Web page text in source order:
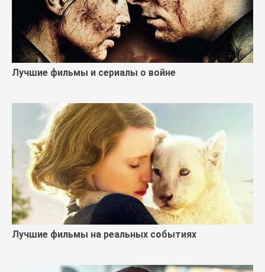
Лучшие фильмы и сериалы о войне
Лучшие фильмы на реальных событиях